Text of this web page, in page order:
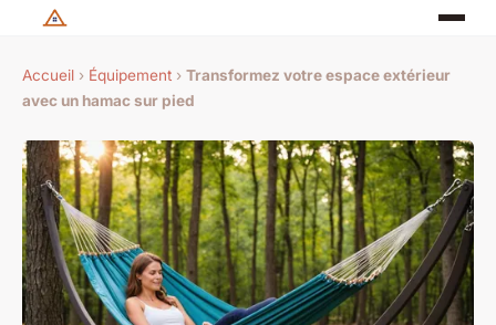
Accueil › Équipement › Transformez votre espace extérieur
avec un hamac sur pied